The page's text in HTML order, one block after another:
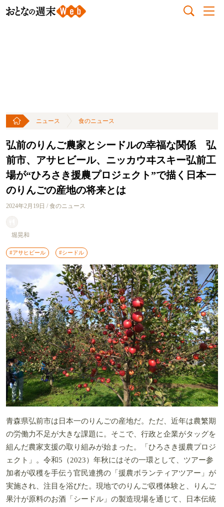
ニュース 食のニュース
弘前のりんご農家とシードルの幸福な関係 弘
前市、アサヒビール、ニッカウヰスキー弘前工
場が“ひろさき援農プロジェクト”で描く日本一
のりんごの産地の将来とは
2024年2月19日 / 食のニュース
堀晃和
#アサヒビール #シードル
青森県弘前市は日本一のりんごの産地だ。ただ、近年は農繁期
の労働力不足が大きな課題に。そこで、行政と企業がタッグを
組んだ農家支援の取り組みが始まった。「ひろさき援農プロジ
ェクト」。令和5（2023）年秋にはその一環として、ツアー参
加者が収穫を手伝う官民連携の「援農ボランティアツアー」が
実施され、注目を浴びた。現地でのりんご収穫体験と、りんご
果汁が原料のお酒「シードル」の製造現場を通じて、日本伝統